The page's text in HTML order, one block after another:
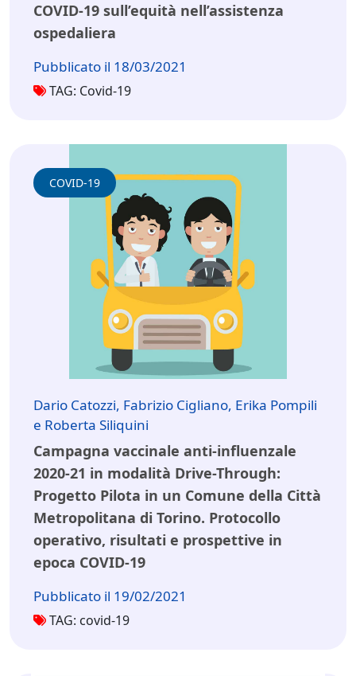
COVID-19 sull’equità nell’assistenza
ospedaliera
Pubblicato il 18/03/2021
TAG: Covid-19
COVID-19
Dario Catozzi, Fabrizio Cigliano, Erika Pompili
e Roberta Siliquini
Campagna vaccinale anti-influenzale
2020-21 in modalità Drive-Through:
Progetto Pilota in un Comune della Città
Metropolitana di Torino. Protocollo
operativo, risultati e prospettive in
epoca COVID-19
Pubblicato il 19/02/2021
TAG: covid-19